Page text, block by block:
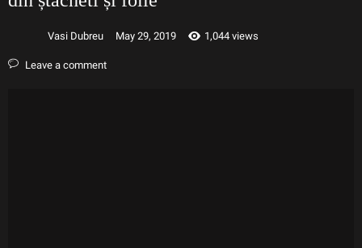
Vasi Dubreu May 29, 2019 1,044 views
Leave a comment